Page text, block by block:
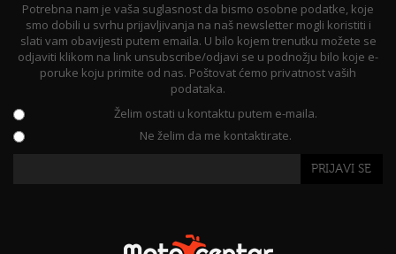
Potrebna nam je vaša suglasnost da bismo osobne podatke, koje
smo dobili u svrhu prijavljivanja na naš newsletter mogli koristiti i
slati vam obavijesti putem emaila. U bilo kojem trenutku možete se
odjaviti klikom na link unsubscribe/odjavi se u podnožju bilo koje e-
poruke koju primite od nas. Poštovat ćemo privatnost vaših
podataka.
Želim ostati u kontaktu putem e-maila.
Ne želim da me kontaktirate.
PRIJAVI SE